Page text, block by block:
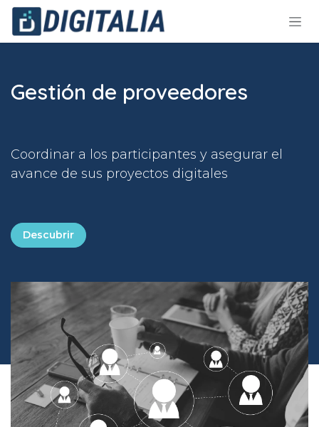
Ir al contenido
Gestión de proveedores
Coordinar a los participantes y asegurar el
avance de sus proyectos digitales
Descubrir